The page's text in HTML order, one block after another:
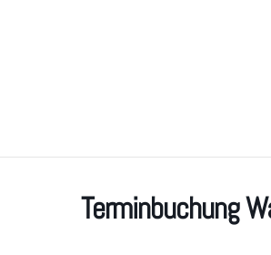
Terminbuchung